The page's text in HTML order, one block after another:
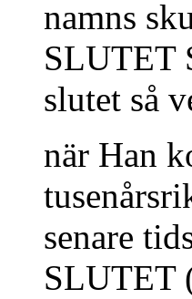
namns
SLUTET
slutet så
när Han
senare
SLUTET